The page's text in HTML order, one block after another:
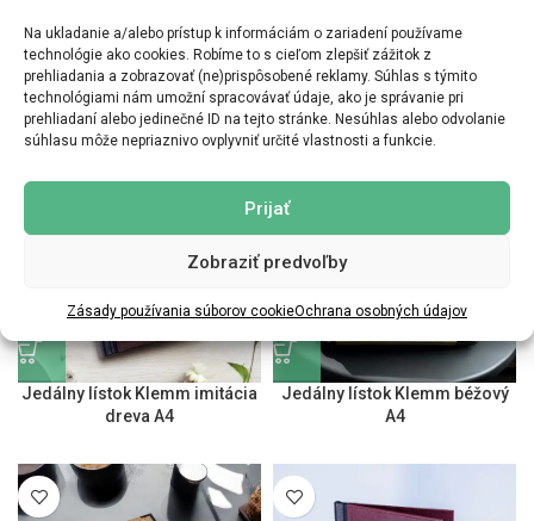
Na ukladanie a/alebo prístup k informáciám o zariadení používame
technológie ako cookies. Robíme to s cieľom zlepšiť zážitok z
prehliadania a zobrazovať (ne)prispôsobené reklamy. Súhlas s týmito
technológiami nám umožní spracovávať údaje, ako je správanie pri
prehliadaní alebo jedinečné ID na tejto stránke. Nesúhlas alebo odvolanie
súhlasu môže nepriaznivo ovplyvniť určité vlastnosti a funkcie.
Prijať
Zobraziť predvoľby
Zásady používania súborov cookieOchrana osobných údajov
Zobraziť menu
Jedálny lístok Klemm imitácia
dreva A4
Jedálny lístok Klemm béžový
A4